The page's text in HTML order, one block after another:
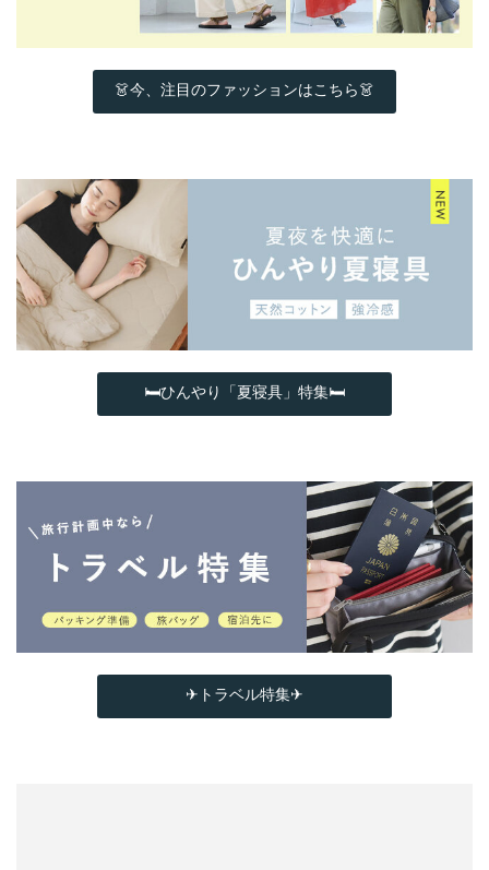
👗今、注目のファッションはこちら👗
🛏ひんやり「夏寝具」特集🛏
✈トラベル特集✈